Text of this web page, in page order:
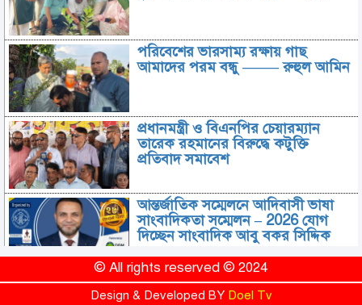
পরিবেশের ভারসাম্য রক্ষায় গাছ
আমাদের পরম বন্ধু ——– রুহুল আমিন
প্রধানমন্ত্রী ও বিএনপির চেয়ারম্যান
তারেক রহমানের বিরুদ্ধে কটুক্তি
প্রতিবাদ সমাবেশ
আন্তর্জাতিক সম্মেলনে আদিবাসী ভাষা
সাংবাদিকতা সম্মেলন – 2026 যোগ
দিচ্ছেন সাংবাদিক আবু বকর সিদ্দিক
সিআইডি-র ফাইন্যান্সিয়াল ক্রাইম
ইউনিটে এস আই মোঃ মনিরুজ্জামান
© All rights reserved © 2024
Design & Developed BY Doel Tv